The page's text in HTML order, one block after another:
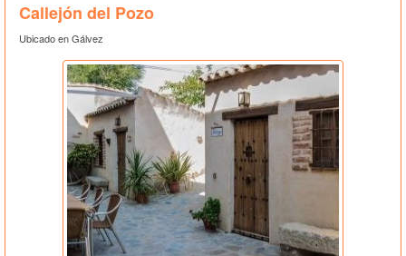
Callejón del Pozo
Ubicado en Gálvez